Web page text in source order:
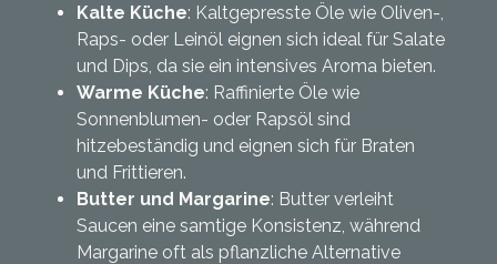
Kalte Küche: Kaltgepresste Öle wie Oliven-,
Raps- oder Leinöl eignen sich ideal für Salate
und Dips, da sie ein intensives Aroma bieten.
Warme Küche: Raffinierte Öle wie
Sonnenblumen- oder Rapsöl sind
hitzebeständig und eignen sich für Braten
und Frittieren.
Butter und Margarine: Butter verleiht
Saucen eine samtige Konsistenz, während
Margarine oft als pflanzliche Alternative